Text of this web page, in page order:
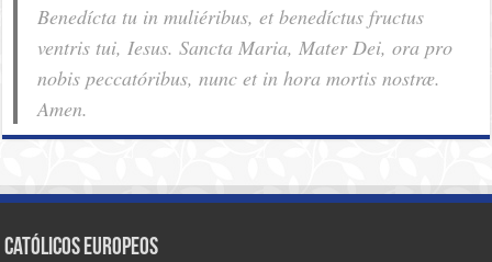
Benedícta tu in muliéribus, et benedíctus fructus
ventris tui, Iesus. Sancta Maria, Mater Dei, ora pro
nobis pec­ca­tóribus, nunc et in hora mortis nostræ.
Amen.
Católicos Europeos